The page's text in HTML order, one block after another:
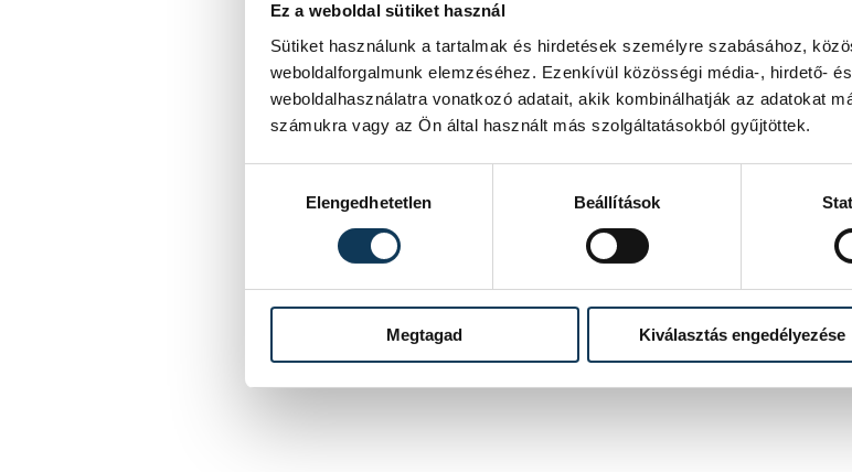
Ez a weboldal sütiket használ
Sütiket használunk a tartalmak és hirdetések személyre szabásához,
weboldalforgalmunk elemzéséhez. Ezenkívül közösségi média-, hirdető-
weboldalhasználatra vonatkozó adatait, akik kombinálhatják az adatokat
számukra vagy az Ön által használt más szolgáltatásokból gyűjtöttek.
Elengedhetetlen
Beállítások
Megtagad Kiválasztás engedélyezése